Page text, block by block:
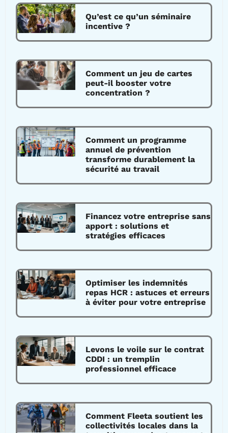
Qu’est ce qu’un séminaire
incentive ?
Comment un jeu de cartes
peut-il booster votre
concentration ?
Comment un programme
annuel de prévention
transforme durablement la
sécurité au travail
Financez votre entreprise sans
apport : solutions et
stratégies efficaces
Optimiser les indemnités
repas HCR : astuces et erreurs
à éviter pour votre entreprise
Levons le voile sur le contrat
CDDI : un tremplin
professionnel efficace
Comment Fleeta soutient les
collectivités locales dans la